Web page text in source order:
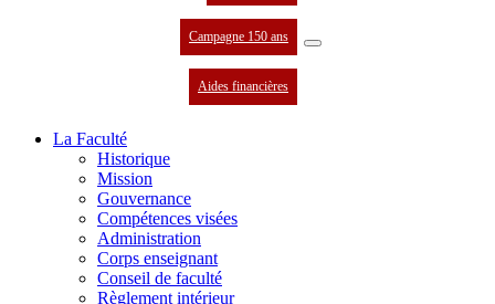
Campagne 150 ans
Aides financières
La Faculté
Historique
Mission
Gouvernance
Compétences visées
Administration
Corps enseignant
Conseil de faculté
Règlement intérieur